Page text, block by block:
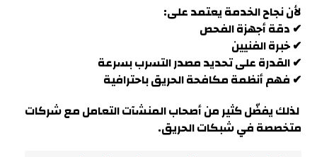
لأن نجاح الخدمة يعتمد على:
✔ دقة أجهزة الفحص
✔ خبرة الفنيين
✔ القدرة على تحديد مصدر التسرب بسرعة
✔ فهم أنظمة مكافحة الحريق باحترافية
لذلك يفضّل كثير من أصحاب المنشآت التعامل مع شركات
متخصصة في شبكات الحريق.